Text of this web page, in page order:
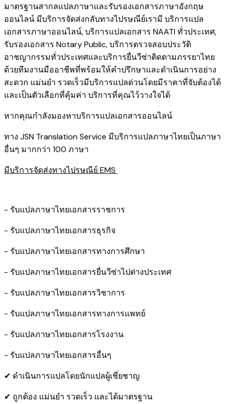
มาตรฐานสากลแปลภาษาและรับรองเอกสารภาษาอังกฤษ
ออนไลน์ มีบริการจัดส่งกลับทางไปรษณีย์เรามี บริการแปล
เอกสารภาษาออนไลน์,บริการแปลเอกสาร NAATI ​ทั่วประเทศ,
รับรองเอกสาร Notary Public,บริการตรวจสอบประวัติ
อาชญากรรม​ทั่วประเทศและบริการยื่นวีซ่าติดตามภรรยาไทย
ด้วยทีมงานมืออาชีพที่พร้อมให้คำปรึกษาและดำเนินการอย่าง
สะดวก แม่นยำ รวดเร็วมีบริการแปลด่วนโดยมีราคาที่จับต้องได้
และเป็นตัวเลือกที่คุ้มค่า บริการที่คุณไว้วางใจได้
หากคุณกำลังมองหาบริการแปลเอกสารออนไลน์
ทาง JSN Translation Service มีบริการแปลภาษาไทยเป็นภาษา
อื่นๆ มากกว่า 100 ภาษา
มีบริการจัดส่งทางไปรษณีย์ EMS
- รับแปลภาษาไทยเอกสารราชการ
- รับแปลภาษาไทยเอกสารธุรกิจ
- รับแปลภาษาไทยเอกสารทางการศึกษา
- รับแปลภาษาไทยเอกสารยื่นวีซ่าไปต่างประเทศ
- รับแปลภาษาไทยเอกสารวิชาการ
- รับแปลภาษาไทยเอกสารทางการแพทย์
- รับแปลภาษาไทยเอกสารโรงงาน
- รับแปลภาษาไทยเอกสารอื่นๆ
✔ ดำเนินการแปลโดยนักแปลผู้เชี่ยชาญ
✔ ถูกต้อง แม่นยำ รวดเร็ว และได้มาตรฐาน